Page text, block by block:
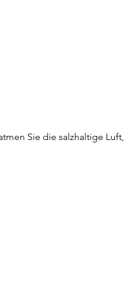
Sie die salzhaltige Luft,